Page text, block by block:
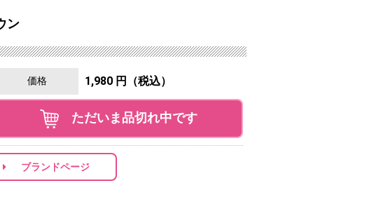
ン
価格 1,980 円（税込）
ただいま品切れ中です
ブランドページ